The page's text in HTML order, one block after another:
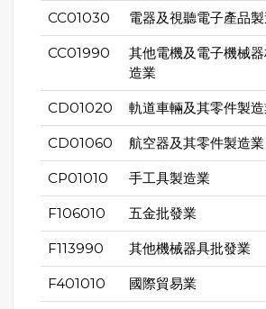
CC01030 電器及視聽電子產品
CC01990
其他電機及電子機械
造業
CD01020 軌道車輛及其零件製
CD01060 航空器及其零件製造業
CP01010 手工具製造業
F106010 五金批發業
F113990 其他機械器具批發業
F401010 國際貿易業